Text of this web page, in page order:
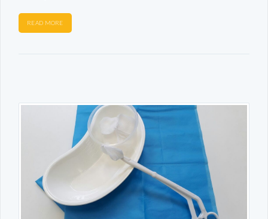
READ MORE